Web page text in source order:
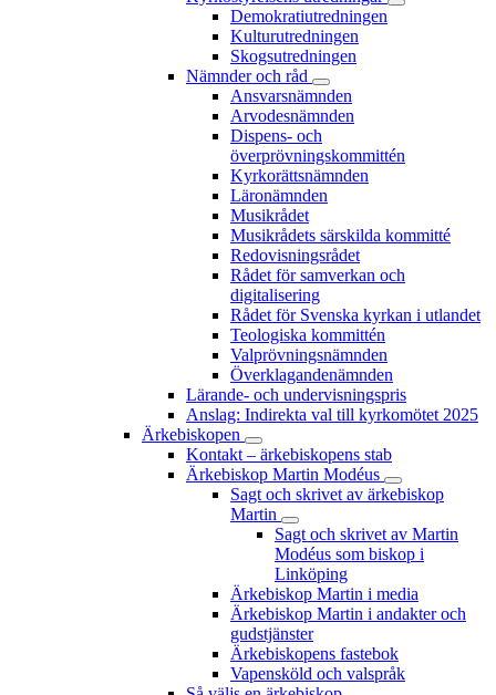
Demokratiutredningen
Kulturutredningen
Skogsutredningen
Nämnder och råd
Ansvarsnämnden
Arvodesnämnden
Dispens- och
överprövningskommittén
Kyrkorättsnämnden
Läronämnden
Musikrådet
Musikrådets särskilda kommitté
Redovisningsrådet
Rådet för samverkan och
digitalisering
Rådet för Svenska kyrkan i utlandet
Teologiska kommittén
Valprövningsnämnden
Överklagandenämnden
Lärande- och undervisningspris
Anslag: Indirekta val till kyrkomötet 2025
Ärkebiskopen
Kontakt – ärkebiskopens stab
Ärkebiskop Martin Modéus
Sagt och skrivet av ärkebiskop
Martin
Sagt och skrivet av Martin
Modéus som biskop i
Linköping
Ärkebiskop Martin i media
Ärkebiskop Martin i andakter och
gudstjänster
Ärkebiskopens fastebok
Vapensköld och valspråk